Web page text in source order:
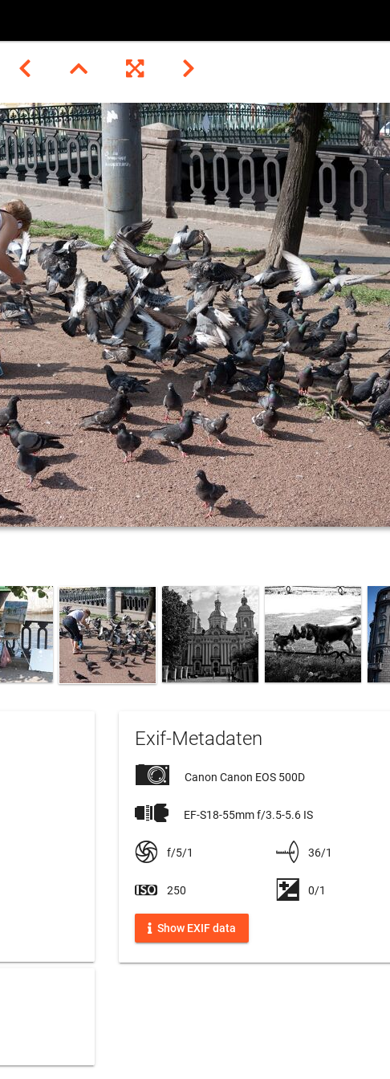
Exif-Metadaten
Canon Canon EOS 500D
EF-S18-55mm f/3.5-5.6 IS
f/5/1 36/1
250 0/1
Show EXIF data